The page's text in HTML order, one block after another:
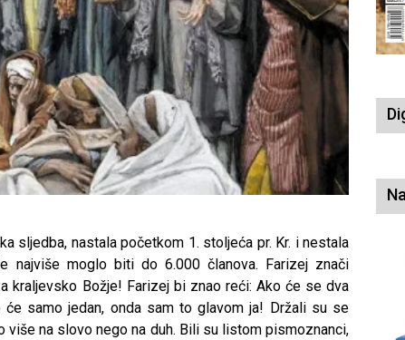
sljedba, nastala početkom 1. stoljeća pr. Kr. i nestala
najviše moglo biti do 6.000 članova. Farizej znači
kraljevsko Božje! Farizej bi znao reći: Ako će se dva
samo jedan, onda sam to glavom ja! Držali su se
na slovo nego na duh. Bili su listom pismoznanci,